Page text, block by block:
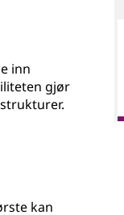
inn
gjør
kan